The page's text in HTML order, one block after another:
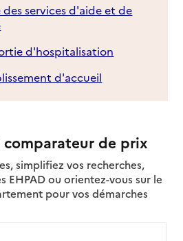
services d'aide et de
d'hospitalisation
d'accueil
de prix
simplifiez vos recherches,
EHPAD ou orientez-vous sur le
pour vos démarches